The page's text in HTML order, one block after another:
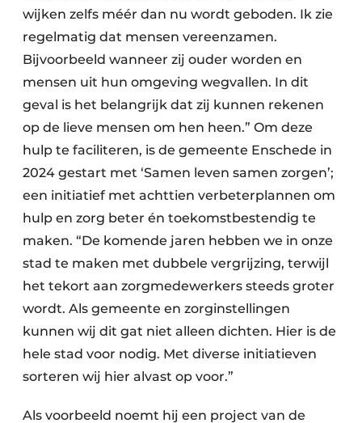
wijken zelfs méér dan nu wordt geboden. Ik zie
regelmatig dat mensen vereenzamen.
Bijvoorbeeld wanneer zij ouder worden en
mensen uit hun omgeving wegvallen. In dit
geval is het belangrijk dat zij kunnen rekenen
op de lieve mensen om hen heen.” Om deze
hulp te faciliteren, is de gemeente Enschede in
2024 gestart met ‘Samen leven samen zorgen’;
een initiatief met achttien verbeterplannen om
hulp en zorg beter én toekomstbestendig te
maken. “De komende jaren hebben we in onze
stad te maken met dubbele vergrijzing, terwijl
het tekort aan zorgmedewerkers steeds groter
wordt. Als gemeente en zorginstellingen
kunnen wij dit gat niet alleen dichten. Hier is de
hele stad voor nodig. Met diverse initiatieven
sorteren wij hier alvast op voor.”
Als voorbeeld noemt hij een project van de